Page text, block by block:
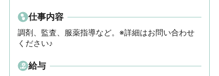
仕事内容
調剤、監査、服薬指導など。※詳細はお問い合わせ
ください♪
給与